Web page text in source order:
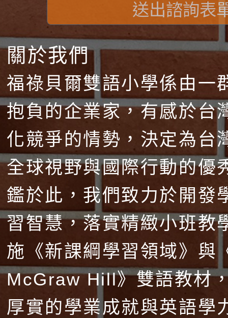
送出諮詢表
關於我們
福祿貝爾雙語小學係由一
抱負的企業家，有感於台
化競爭的情勢，決定為台
全球視野與國際行動的優
鑑於此，我們致力於開發
習智慧，落實精緻小班教
施《新課綱學習領域》與
McGraw Hill》雙語教材
厚實的學業成就與英語學